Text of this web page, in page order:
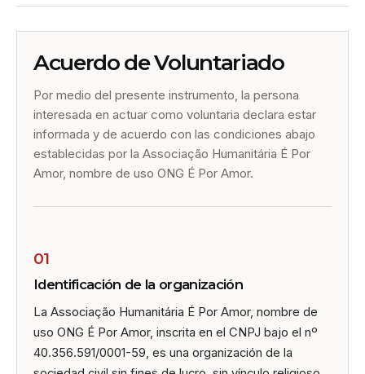
Acuerdo de Voluntariado
Por medio del presente instrumento, la persona
interesada en actuar como voluntaria declara estar
informada y de acuerdo con las condiciones abajo
establecidas por la Associação Humanitária É Por
Amor, nombre de uso ONG É Por Amor.
01
Identificación de la organización
La Associação Humanitária É Por Amor, nombre de
uso ONG É Por Amor, inscrita en el CNPJ bajo el nº
40.356.591/0001-59, es una organización de la